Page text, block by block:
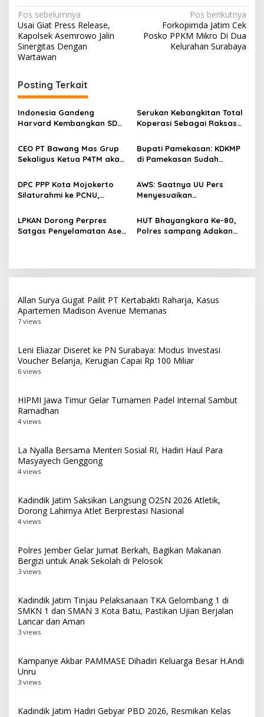
N
a
v
g
a
s
p
o
s
Pos sebelumnya
Usai Giat Press Release,
Kapolsek Asemrowo Jalin
Sinergitas Dengan
Wartawan
Pos berikutnya
Forkopimda Jatim Cek
Posko PPKM Mikro Di Dua
Kelurahan Surabaya
Posting Terkait
Indonesia Gandeng
Harvard Kembangkan SDM
Dunia
Serukan Kebangkitan Total
Koperasi Sebagai Raksasa
79
CEO PT Bawang Mas Grup
Sekaligus Ketua P4TM akan
Tembakau di Madura
Bupati Pamekasan: KDKMP
di Pamekasan Sudah
Selesai Akhir Juli 2026
DPC PPP Kota Mojokerto
Silaturahmi ke PCNU,
Masyarakat
AWS: Saatnya UU Pers
Menyesuaikan
Digital dan AI
LPKAN Dorong Perpres
Satgas Penyelamatan Aset
HUT Bhayangkara Ke-80,
Polres sampang Adakan
Allan Surya Gugat Pailit PT Kertabakti Raharja, Kasus
Apartemen Madison Avenue Memanas
7 views
Leni Eliazar Diseret ke PN Surabaya: Modus Investasi
Voucher Belanja, Kerugian Capai Rp 100 Miliar
6 views
HIPMI Jawa Timur Gelar Turnamen Padel Internal Sambut
Ramadhan
4 views
La Nyalla Bersama Menteri Sosial RI, Hadiri Haul Para
Masyayech Genggong
4 views
Kadindik Jatim Saksikan Langsung O2SN 2026 Atletik,
Dorong Lahirnya Atlet Berprestasi Nasional
4 views
Polres Jember Gelar Jumat Berkah, Bagikan Makanan
Bergizi untuk Anak Sekolah di Pelosok
3 views
Kadindik Jatim Tinjau Pelaksanaan TKA Gelombang 1 di
SMKN 1 dan SMAN 3 Kota Batu, Pastikan Ujian Berjalan
Lancar dan Aman
3 views
Kampanye Akbar PAMMASE Dihadiri Keluarga Besar H.Andi
Unru
3 views
Kadindik Jatim Hadiri Gebyar PBD 2026, Resmikan Kelas